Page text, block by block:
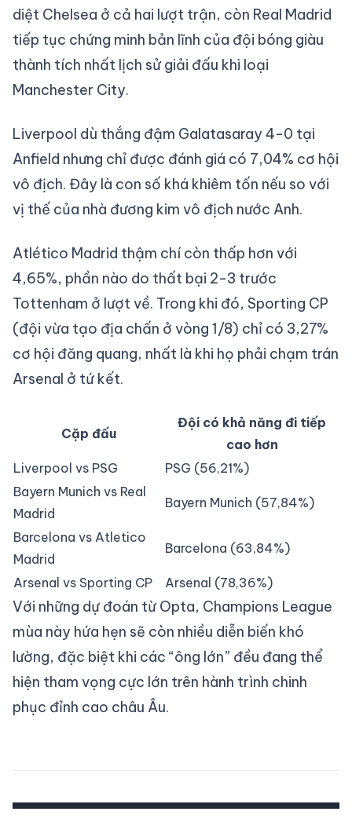
diệt Chelsea ở cả hai lượt trận, còn Real Madrid
tiếp tục chứng minh bản lĩnh của đội bóng giàu
thành tích nhất lịch sử giải đấu khi loại
Manchester City.
Liverpool dù thắng đậm Galatasaray 4-0 tại
Anfield nhưng chỉ được đánh giá có 7,04% cơ hội
vô địch. Đây là con số khá khiêm tốn nếu so với
vị thế của nhà đương kim vô địch nước Anh.
Atlético Madrid thậm chí còn thấp hơn với
4,65%, phần nào do thất bại 2-3 trước
Tottenham ở lượt về. Trong khi đó, Sporting CP
(đội vừa tạo địa chấn ở vòng 1/8) chỉ có 3,27%
cơ hội đăng quang, nhất là khi họ phải chạm trán
Arsenal ở tứ kết.
Cặp đấu
Đội có khả năng đi tiếp
cao hơn
Liverpool vs PSG
PSG (56,21%)
Bayern Munich vs Real
Madrid
Bayern Munich (57,84%)
Barcelona vs Atletico
Madrid
Barcelona (63,84%)
Arsenal vs Sporting CP Arsenal (78,36%)
Với những dự đoán từ Opta, Champions League
mùa này hứa hẹn sẽ còn nhiều diễn biến khó
lường, đặc biệt khi các “ông lớn” đều đang thể
hiện tham vọng cực lớn trên hành trình chinh
phục đỉnh cao châu Âu.